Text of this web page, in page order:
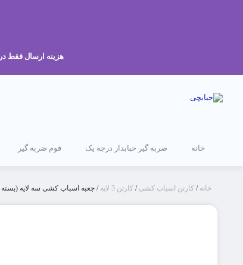
هزینه ارسال فقط
خانه ضربه گیر حبابدار درجه یک فوم ضربه گیر
خانه /کارتن اسباب کشی /کارتن 3 لایه / جعبه اسباب کشی سه لایه (بسته 21 عددی)